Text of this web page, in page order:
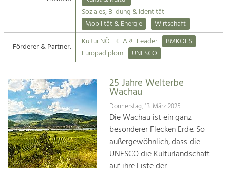
Suche
Impressum
Kontakt
Angebotsentwicklung und
Handwerk, Wissenschaft und Forschung.
Soziales, Bildung &
Identität
Gleichberechtigung, Jugend und
Integration
Mobilität & Energie
Klimawandel, öffentlicher Verkehr und
Soziales, Bildung & Identität
Mobilität & Energie
Wirtschaft
Förderer & Partner:
Kultur NÖ KLAR! Leader
BMKOES
Europadiplom
UNESCO
25 Jahre Welterbe
Wachau
Donnerstag, 13. März 2025
Die Wachau ist ein ganz
besonderer Flecken Erde. So
außergewöhnlich, dass die
UNESCO die Kulturlandschaft
auf ihre Liste der